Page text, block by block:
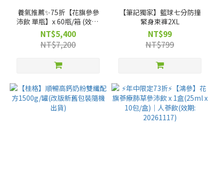
養氣推薦✨75折【花旗參參
沛飲 單瓶】x 60瓶/箱 (效期:
20261223)---僅限宅配
NT$5,400
NT$7,200
【筆記獨家】籃球七分防撞
緊身束褲2XL
NT$99
NT$799